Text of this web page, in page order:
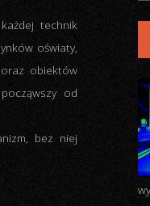
technik
oświaty,
obiektów
od
bez niej